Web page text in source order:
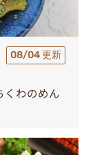
08/04 更新
くわのめん